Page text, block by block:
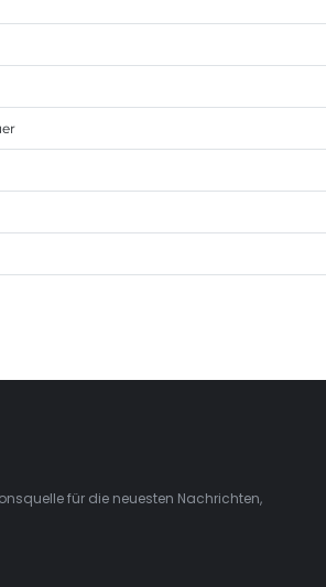
für die neuesten Nachrichten,